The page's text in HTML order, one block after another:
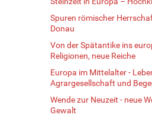
Spuren römischer
Donau
Von der Spätantike ins
Religionen, neue Reiche
Europa im Mittelalter -
Agrargesellschaft und
Wende zur Neuzeit - neue
Gewalt